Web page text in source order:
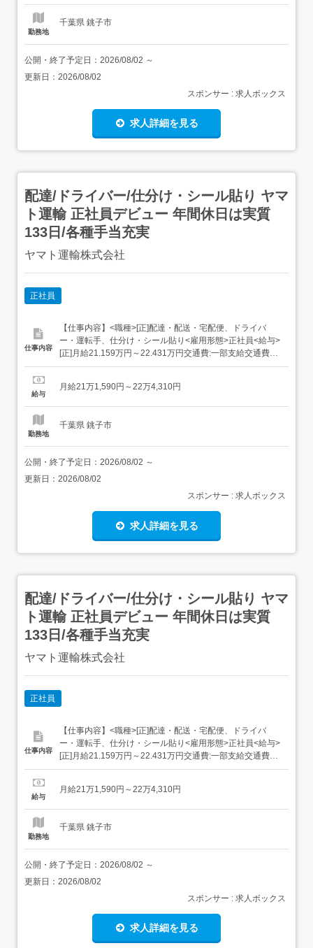
勤務地
千葉県 銚子市
公開・終了予定日： 2026/08/02 ～
更新日： 2026/08/02
スポンサー : 求人ボックス
求人詳細を見る
配達/ドライバー/仕分け・シール貼り ヤマ
ト運輸 正社員デビュー 年間休日は実質
133日/各種手当充実
ヤマト運輸株式会社
正社員
仕事内容
【仕事内容】<職種>[正]配達・配送・宅配便、ドライバ
ー・運転手、仕分け・シール貼り<雇用形態>正社員<給与>
[正]月給21.159万円～22.431万円交通費:一部支給交通費
(月上限5万円)昇給年1回賞与年2回(7月/12月 賞与4.5ヶ月実
デル月収・年収<佐倉市内勤務>30歳/残業25H/扶養家...
給与
月給21万1,590円～22万4,310円
勤務地
千葉県 銚子市
公開・終了予定日： 2026/08/02 ～
更新日： 2026/08/02
スポンサー : 求人ボックス
求人詳細を見る
配達/ドライバー/仕分け・シール貼り ヤマ
ト運輸 正社員デビュー 年間休日は実質
133日/各種手当充実
ヤマト運輸株式会社
正社員
仕事内容
【仕事内容】<職種>[正]配達・配送・宅配便、ドライバ
ー・運転手、仕分け・シール貼り<雇用形態>正社員<給与>
[正]月給21.159万円～22.431万円交通費:一部支給交通費
(月上限5万円)昇給年1回賞与年2回(7月/12月 賞与4.5ヶ月実
デル月収・年収<佐倉市内勤務>30歳/残業25H/扶養家...
給与
月給21万1,590円～22万4,310円
勤務地
千葉県 銚子市
公開・終了予定日： 2026/08/02 ～
更新日： 2026/08/02
スポンサー : 求人ボックス
求人詳細を見る